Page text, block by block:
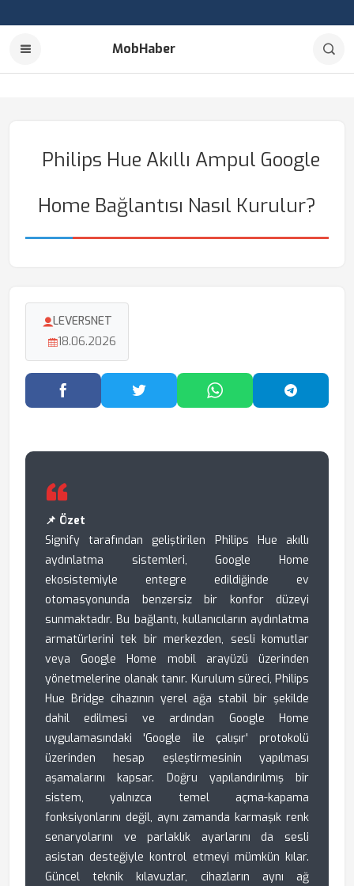
MobHaber
Philips Hue Akıllı Ampul Google
Home Bağlantısı Nasıl Kurulur?
LEVERSNET
18.06.2026
Facebook'ta PaylaşTwitter'da PaylaşWhatsApp'ta Paylaş
📌 Özet
Signify tarafından geliştirilen Philips Hue akıllı
aydınlatma sistemleri, Google Home
ekosistemiyle entegre edildiğinde ev
otomasyonunda benzersiz bir konfor düzeyi
sunmaktadır. Bu bağlantı, kullanıcıların aydınlatma
armatürlerini tek bir merkezden, sesli komutlar
veya Google Home mobil arayüzü üzerinden
yönetmelerine olanak tanır. Kurulum süreci, Philips
Hue Bridge cihazının yerel ağa stabil bir şekilde
dahil edilmesi ve ardından Google Home
uygulamasındaki 'Google ile çalışır' protokolü
üzerinden hesap eşleştirmesinin yapılması
aşamalarını kapsar. Doğru yapılandırılmış bir
sistem, yalnızca temel açma-kapama
fonksiyonlarını değil, aynı zamanda karmaşık renk
senaryolarını ve parlaklık ayarlarını da sesli
asistan desteğiyle kontrol etmeyi mümkün kılar.
Güncel teknik kılavuzlar, cihazların aynı ağ